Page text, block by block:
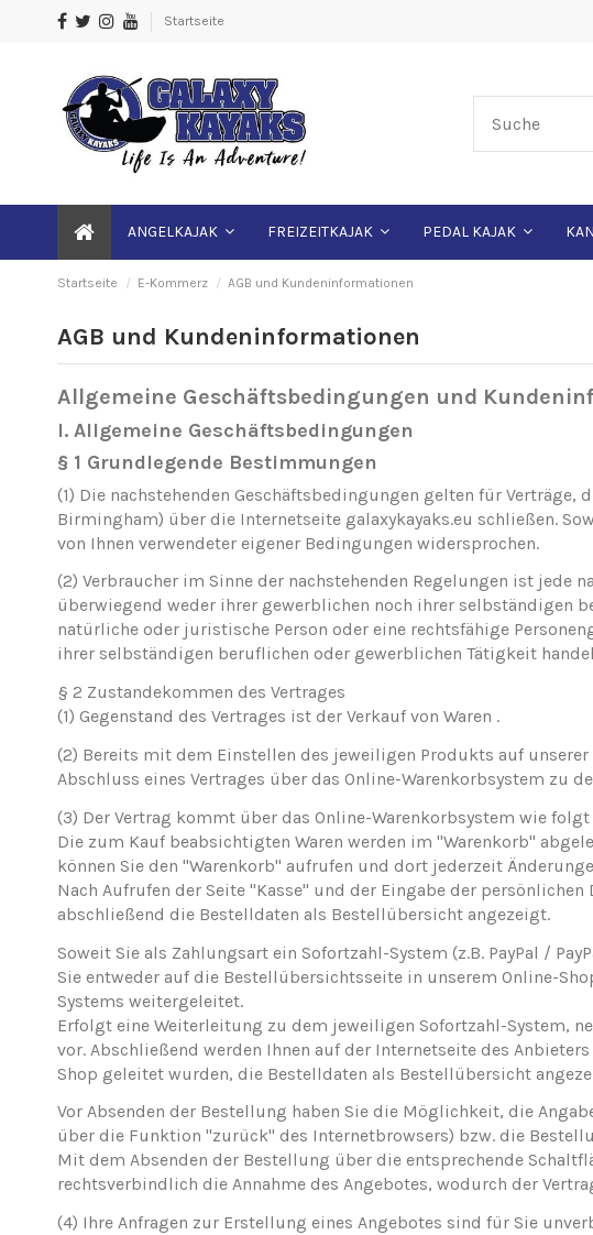
Startseite
ANGELKAJAK FREIZEITKAJAK PEDAL KAJAK
Startseite E-Kommerz AGB und Kundeninformationen
AGB und Kundeninformationen
Allgemeine Geschäftsbedingungen und
I. Allgemeine Geschäftsbedingungen
§ 1 Grundlegende Bestimmungen
(1) Die nachstehenden Geschäftsbedingungen gelten für Verträge,
Birmingham) über die Internetseite galaxykayaks.eu schließen.
von Ihnen verwendeter eigener Bedingungen widersprochen.
(2) Verbraucher im Sinne der nachstehenden Regelungen ist jede
überwiegend weder ihrer gewerblichen noch ihrer selbständigen
natürliche oder juristische Person oder eine rechtsfähige
ihrer selbständigen beruflichen oder gewerblichen Tätigkeit
§ 2 Zustandekommen des Vertrages
(1) Gegenstand des Vertrages ist der Verkauf von Waren .
(2) Bereits mit dem Einstellen des jeweiligen Produkts auf
Abschluss eines Vertrages über das Online-Warenkorbsystem zu
(3) Der Vertrag kommt über das Online-Warenkorbsystem wie
Die zum Kauf beabsichtigten Waren werden im "Warenkorb"
können Sie den "Warenkorb" aufrufen und dort jederzeit
Nach Aufrufen der Seite "Kasse" und der Eingabe der
abschließend die Bestelldaten als Bestellübersicht angezeigt.
Soweit Sie als Zahlungsart ein Sofortzahl-System (z.B. PayPal /
Sie entweder auf die Bestellübersichtsseite in unserem Online-
Systems weitergeleitet.
Erfolgt eine Weiterleitung zu dem jeweiligen Sofortzahl-System,
vor. Abschließend werden Ihnen auf der Internetseite des
Shop geleitet wurden, die Bestelldaten als Bestellübersicht
Vor Absenden der Bestellung haben Sie die Möglichkeit, die
über die Funktion "zurück" des Internetbrowsers) bzw. die
Mit dem Absenden der Bestellung über die entsprechende
rechtsverbindlich die Annahme des Angebotes, wodurch der
(4) Ihre Anfragen zur Erstellung eines Angebotes sind für Sie